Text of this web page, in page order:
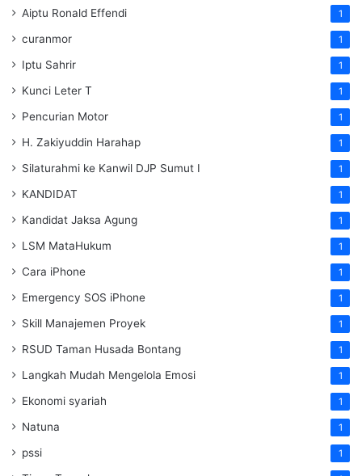
Aiptu Ronald Effendi 1
curanmor 1
Iptu Sahrir 1
Kunci Leter T 1
Pencurian Motor 1
H. Zakiyuddin Harahap 1
Silaturahmi ke Kanwil DJP Sumut I 1
KANDIDAT 1
Kandidat Jaksa Agung 1
LSM MataHukum 1
Cara iPhone 1
Emergency SOS iPhone 1
Skill Manajemen Proyek 1
RSUD Taman Husada Bontang 1
Langkah Mudah Mengelola Emosi 1
Ekonomi syariah 1
Natuna 1
pssi 1